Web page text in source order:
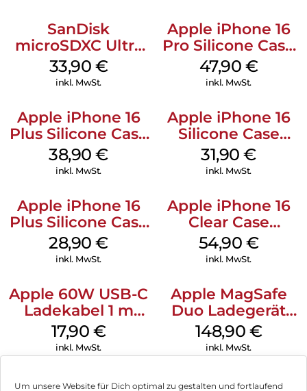
Um unsere Website für Dich optimal zu gestalten und fortlaufend
SanDisk
microSDXC Ultra
128 GB + Adapter
Mobile
33,90 €
inkl. MwSt.
Apple iPhone 16
Pro Silicone Case
MagSafe Denim
47,90 €
inkl. MwSt.
Apple iPhone 16
Plus Silicone Case
MagSafe Denim
38,90€
inkl. MwSt.
Apple iPhone 16
Silicone Case
MagSafe Fuchsia
31,90€
inkl. MwSt.
Apple iPhone 16
Plus Silicone Case
MagSafe Black
28,90€
inkl. MwSt.
Apple iPhone 16
Clear Case
MagSafe
Transparent
54,90 €
inkl. MwSt.
Apple 60W USB-C
Ladekabel 1 m
Weiß
17,90 €
inkl. MwSt.
Apple MagSafe
Duo Ladegerät
Weiß
148,90 €
inkl. MwSt.